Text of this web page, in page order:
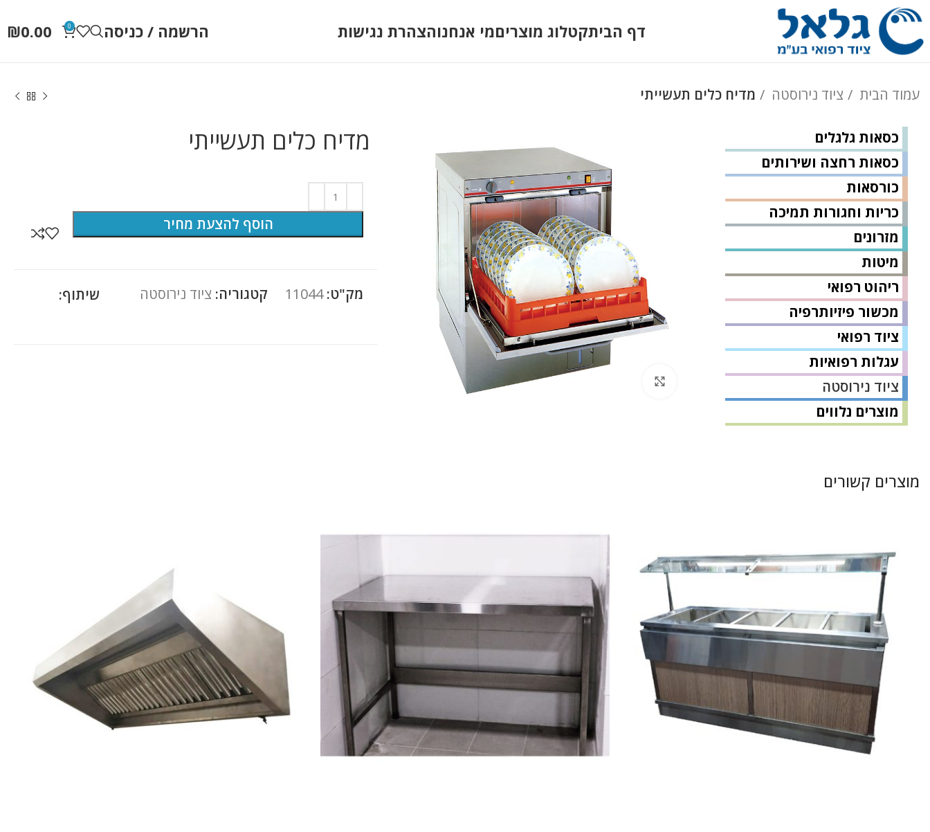
דף הביתקטלוג מוצריםמי אנחנוהצהרת נגישות הרשמה / כניסה 0
₪0.00
עמוד הבית ציוד נירוסטה מדיח כלים תעשייתי
כסאות גלגלים
כסאות רחצה ושירותים
כורסאות
כריות וחגורות תמיכה
מזרונים
מיטות
ריהוט רפואי
מכשור פיזיותרפיה
ציוד רפואי
עגלות רפואיות
ציוד נירוסטה
מוצרים נלווים
מדיח כלים תעשייתי
הוסף להצעת מחיר
מק"ט:11044 קטגוריה: ציוד נירוסטה שיתוף:
מוצרים קשורים